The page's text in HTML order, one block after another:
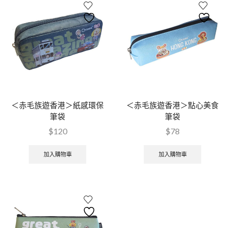
＜赤毛族遊香港＞紙感環保
筆袋
$120
加入購物車
＜赤毛族遊香港＞點心美食
筆袋
$78
加入購物車